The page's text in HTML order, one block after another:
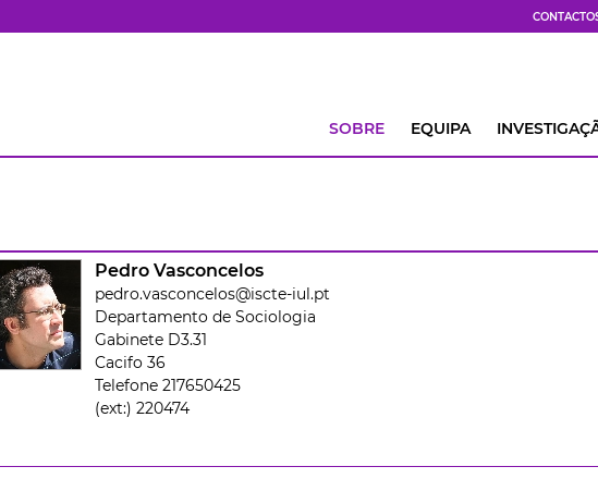
SOBRE EQUIPA
Pedro Vasconcelos
pedro.vasconcelos@iscte-iul.pt
Departamento de Sociologia
Gabinete D3.31
Cacifo 36
Telefone 217650425
(ext:) 220474